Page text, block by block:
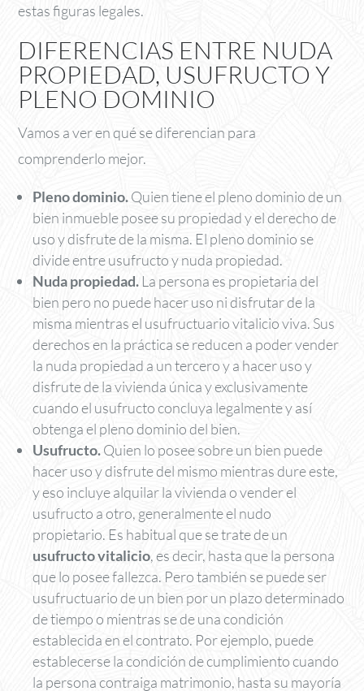
estas figuras legales.
DIFERENCIAS ENTRE NUDA
PROPIEDAD, USUFRUCTO Y
PLENO DOMINIO
Vamos a ver en qué se diferencian para
comprenderlo mejor.
Pleno dominio.Quien tiene el pleno dominio de un
bien inmueble posee su propiedad y el derecho de
uso y disfrute de la misma. El pleno dominio se
divide entre usufructo y nuda propiedad.
Nuda propiedad. La persona es propietaria del
bien pero no puede hacer uso ni disfrutar de la
misma mientras el usufructuario vitalicio viva. Sus
derechos en la práctica se reducen a poder vender
la nuda propiedad a un tercero y a hacer uso y
disfrute de la vivienda única y exclusivamente
cuando el usufructo concluya legalmente y así
obtenga el pleno dominio del bien.
Usufructo.Quien lo posee sobre un bien puede
hacer uso y disfrute del mismo mientras dure este,
y eso incluye alquilar la vivienda o vender el
usufructo a otro, generalmente el nudo
propietario. Es habitual que se trate de un
usufructo vitalicio, es decir, hasta que la persona
que lo posee fallezca. Pero también se puede ser
usufructuario de un bien por un plazo determinado
de tiempo o mientras se de una condición
establecida en el contrato. Por ejemplo, puede
establecerse la condición de cumplimiento cuando
la persona contraiga matrimonio, hasta su mayoría